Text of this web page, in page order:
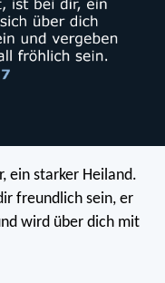
ein starker Heiland.
freundlich sein, er
wird über dich mit